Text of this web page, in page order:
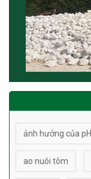
ảnh hưởng của pH
ao nuôi tôm